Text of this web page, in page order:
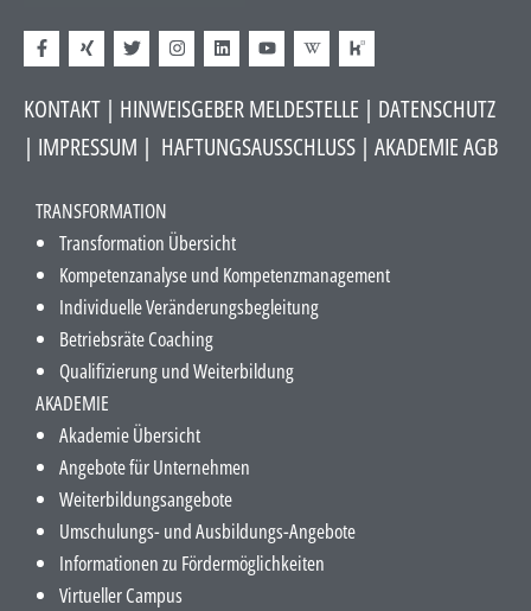
KONTAKT | HINWEISGEBER MELDESTELLE | DATENSCHUTZ
| IMPRESSUM | HAFTUNGSAUSSCHLUSS​ | AKADEMIE AGB
TRANSFORMATION
Transformation Übersicht
Kompetenzanalyse und Kompetenzmanagement
Individuelle Veränderungsbegleitung
Betriebsräte Coaching
Qualifizierung und Weiterbildung
AKADEMIE
Akademie Übersicht
Angebote für Unternehmen
Weiterbildungsangebote
Umschulungs- und Ausbildungs-Angebote
Informationen zu Fördermöglichkeiten
Virtueller Campus